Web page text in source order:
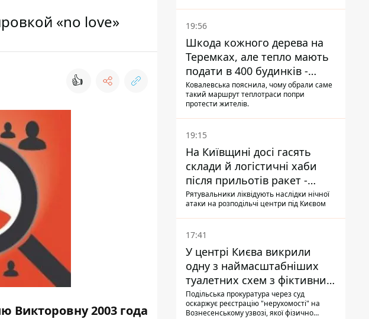
«no love»
👍
2003 года
19:56
Шкода кожного дерева на
Теремках, але тепло мають
подати в 400 будинків -
депутатка Київради
Ковалевська пояснила, чому обрали саме
такий маршрут теплотраси попри
протести жителів.
19:15
На Київщині досі гасять
склади й логістичні хаби
після прильотів ракет -
ДСНС
Рятувальники ліквідують наслідки нічної
атаки на розподільчі центри під Києвом
17:41
У центрі Києва викрили
одну з наймасштабніших
туалетних схем з фіктивним
будинком
Подільська прокуратура через суд
оскаржує реєстрацію "нерухомості" на
Вознесенському узвозі, якої фізично